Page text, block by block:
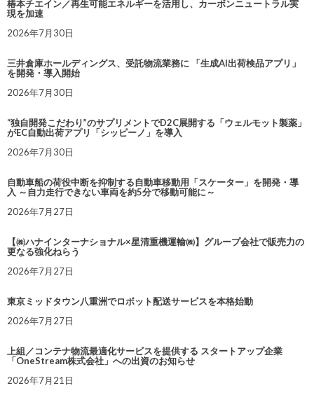
椿本チエイン／再生可能エネルギーを活用し、カーボンニュートラル実
現を加速
2026年7月30日
三井倉庫ホールディングス、受託物流業務に 「生成AI出荷検品アプリ」
を開発・導入開始
2026年7月30日
“独自開発こだわり”のサプリメントでD2C展開する「ウェルモット製薬」
がEC自動出荷アプリ「シッピーノ」を導入
2026年7月30日
自動車船の荷役中断を抑制する自動車移動用「スケーター」を開発・導
入 ～自力走行できない車両を約5分で移動可能に～
2026年7月27日
【㈱ハナインターナショナル×星清重機運輸㈱】グループ会社で販売力の
更なる強化ねらう
2026年7月27日
東京ミッドタウン八重洲でロボット配送サービスを本格始動
2026年7月27日
上組／コンテナ物流最適化サービスを提供する スタートアップ企業
「OneStream株式会社」への出資のお知らせ
2026年7月21日